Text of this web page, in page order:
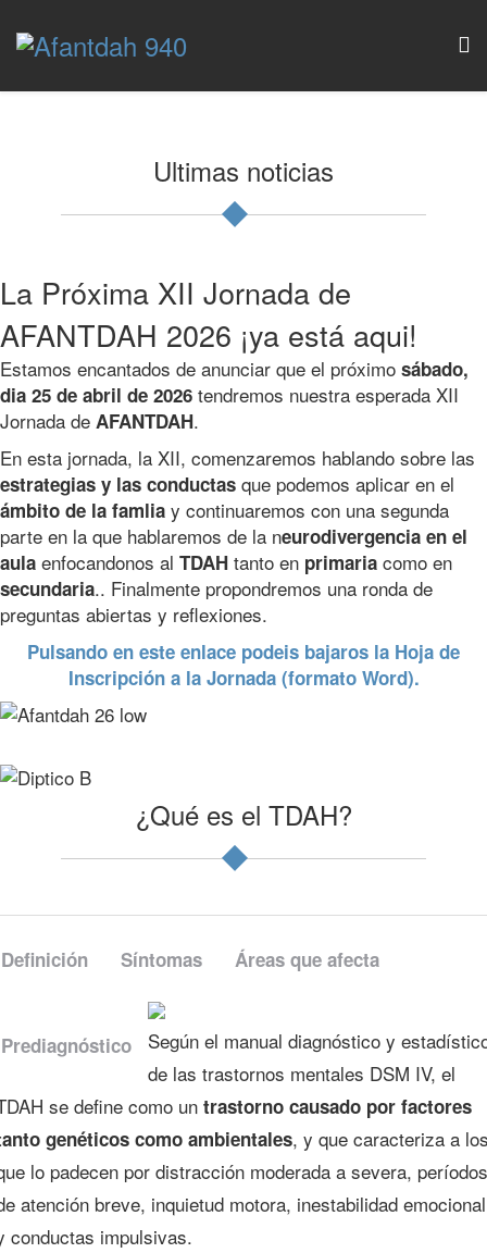
Ultimas noticias
La Próxima XII Jornada de
AFANTDAH 2026 ¡ya está aqui!
Estamos encantados de anunciar que el próximo sábado,
dia 25 de abril de 2026 tendremos nuestra esperada XII
Jornada de AFANTDAH.
En esta jornada, la XII, comenzaremos hablando sobre las
estrategias y las conductas que podemos aplicar en el
ámbito de la famlia y continuaremos con una segunda
parte en la que hablaremos de la neurodivergencia en el
aula enfocandonos al TDAH tanto en primaria como en
secundaria.. Finalmente propondremos una ronda de
preguntas abiertas y reflexiones.
Pulsando en este enlace podeis bajaros la Hoja de
Inscripción a la Jornada (formato Word).
¿Qué es el TDAH?
Definición Síntomas Áreas que afecta
Prediagnóstico
Según el manual diagnóstico y
de las trastornos mentales DSM IV, el
se define como un trastorno causado por factores
genéticos como ambientales, y que caracteriza a
lo padecen por distracción moderada a severa, períodos
atención breve, inquietud motora, inestabilidad emocional
conductas impulsivas.